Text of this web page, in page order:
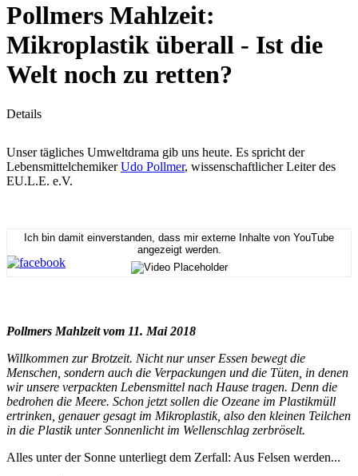
Pollmers Mahlzeit:
Mikroplastik überall - Ist die
Welt noch zu retten?
Details
Unser tägliches Umweltdrama gib uns heute. Es spricht der
LebensmittelchemikerUdo Pollmer, wissenschaftlicher Leiter des
EU.L.E. e.V.
Ich bin damit einverstanden, dass mir externe Inhalte von YouTube
angezeigt werden.
Pollmers Mahlzeit vom 11. Mai 2018
Willkommen zur Brotzeit. Nicht nur unser Essen bewegt die
Menschen, sondern auch die Verpackungen und die Tüten, in denen
wir unsere verpackten Lebensmittel nach Hause tragen. Denn die
bedrohen die Meere. Schon jetzt sollen die Ozeane im Plastikmüll
ertrinken, genauer gesagt im Mikroplastik, also den kleinen Teilchen
in die Plastik unter Sonnenlicht im Wellenschlag zerbröselt.
Alles unter der Sonne unterliegt dem Zerfall: Aus Felsen werden...